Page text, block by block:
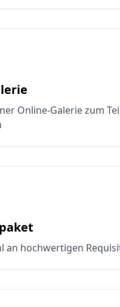
Online-Galerie zum
an hochwertigen